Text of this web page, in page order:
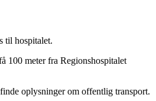
til hospitalet.
100 meter fra Regionshospitalet
oplysninger om offentlig transport.